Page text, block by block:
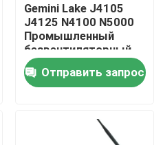
Gemini Lake J4105
J4125 N4100 N5000
Промышленный
безвентиляторный
мини-ПК 2 LAN 6COM
NucОтправить запрос